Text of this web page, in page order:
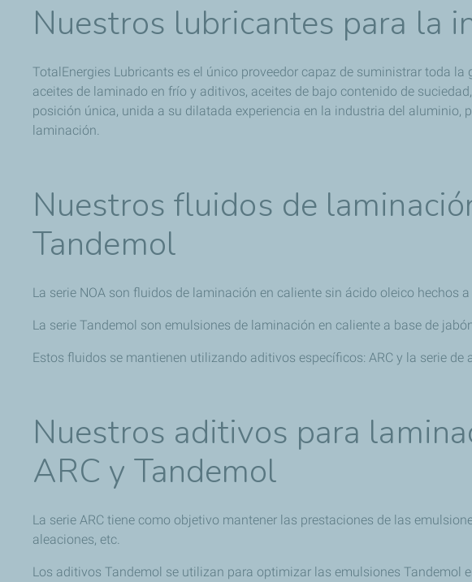
Nuestros lubricantes para la
TotalEnergies Lubricants es el único proveedor capaz de suministrar toda
aceites de laminado en frío y aditivos, aceites de bajo contenido de
posición única, unida a su dilatada experiencia en la industria del aluminio,
laminación.
Nuestros fluidos de
Tandemol
La serie NOA son fluidos de laminación en caliente sin ácido oleico
La serie Tandemol son emulsiones de laminación en caliente a base de
Estos fluidos se mantienen utilizando aditivos específicos: ARC y la serie de
Nuestros aditivos para
ARC y Tandemol
La serie ARC tiene como objetivo mantener las prestaciones de las
aleaciones, etc.
Los aditivos Tandemol se utilizan para optimizar las emulsiones